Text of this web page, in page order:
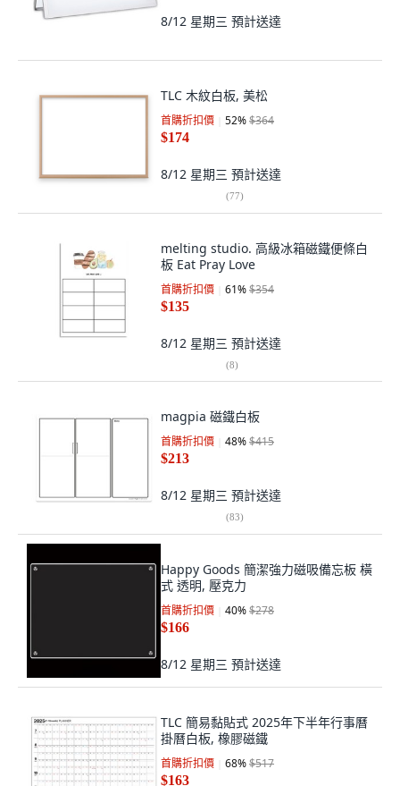
8/12 星期三 預計送達
TLC 木紋白板, 美松
首購折扣價 52%$364
$174
8/12 星期三 預計送達
(77)
melting studio. 高級冰箱磁鐵便條白
板 Eat Pray Love
首購折扣價 61%$354
$135
8/12 星期三 預計送達
(8)
magpia 磁鐵白板
首購折扣價 48%$415
$213
8/12 星期三 預計送達
(83)
Happy Goods 簡潔強力磁吸備忘板 橫
式 透明, 壓克力
首購折扣價 40%$278
$166
8/12 星期三 預計送達
TLC 簡易黏貼式 2025年下半年行事曆
掛曆白板, 橡膠磁鐵
首購折扣價 68%$517
$163